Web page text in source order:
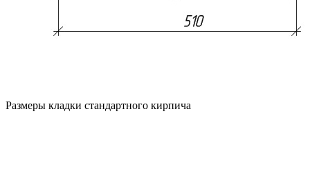
Размеры кладки стандартного кирпича